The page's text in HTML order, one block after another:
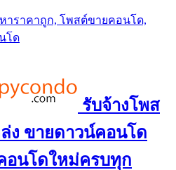
าราคาถูก, โพสต์ขายคอนโด,
โด
รับจ้างโพส
ง ขายดาวน์คอนโด
อนโดใหม่ครบทุก